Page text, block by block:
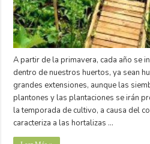
A partir de la primavera, cada año se
dentro de nuestros huertos, ya sean
grandes extensiones, aunque las
plantones y las plantaciones se irán
la temporada de cultivo, a causa del
caracteriza a las hortalizas …